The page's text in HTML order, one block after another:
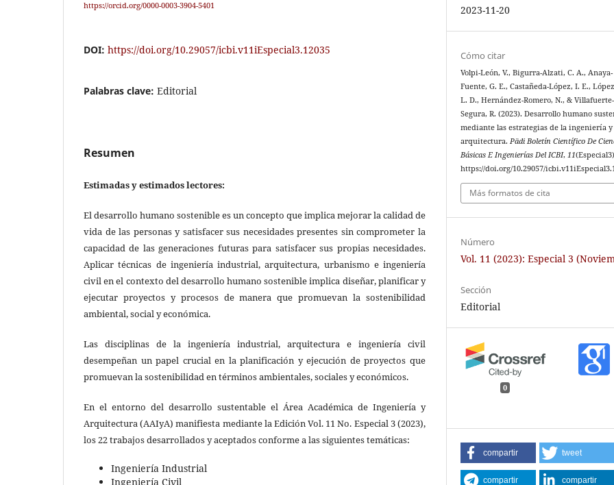
https://orcid.org/0000-0003-3904-5401
DOI: https://doi.org/10.29057/icbi.v11iEspecial3.12035
Palabras clave: Editorial
Resumen
Estimadas y estimados lectores:
El desarrollo humano sostenible es un concepto que implica mejorar la calidad de
vida de las personas y satisfacer sus necesidades presentes sin comprometer la
capacidad de las generaciones futuras para satisfacer sus propias necesidades.
Aplicar técnicas de ingeniería industrial, arquitectura, urbanismo e ingeniería
civil en el contexto del desarrollo humano sostenible implica diseñar, planificar y
ejecutar proyectos y procesos de manera que promuevan la sostenibilidad
ambiental, social y económica.
Las disciplinas de la ingeniería industrial, arquitectura e ingeniería civil
desempeñan un papel crucial en la planificación y ejecución de proyectos que
promuevan la sostenibilidad en términos ambientales, sociales y económicos.
En el entorno del desarrollo sustentable el Área Académica de Ingeniería y
Arquitectura (AAIyA) manifiesta mediante la Edición Vol. 11 No. Especial 3 (2023),
los 22 trabajos desarrollados y aceptados conforme a las siguientes temáticas:
Ingeniería Industrial
Ingeniería Civil
2023-11-20
Cómo citar
Volpi-León, V., Bigurra-Alzati, C. A., Anaya-
Fuente, G. E., Castañeda-López, I. E.,
L. D., Hernández-Romero, N., & Villafuerte-
Segura, R. (2023). Desarrollo humano
mediante las estrategias de la ingeniería y
arquitectura.Pädi Boletín Científico De
Básicas E Ingenierías Del ICBI,11
https://doi.org/10.29057/
Más formatos de cita
Número
Vol. 11 (2023): Especial 3
Sección
Editorial
0
compartir tweet
compartir compartir